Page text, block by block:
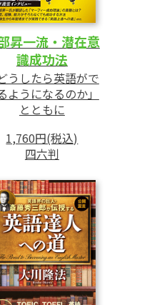
ンプットとアウ
」にあるもの
い英語」の違いを
正しい表現の大
ュニケーション
い
表現
接的な表現」「英
る「間接的メッセ
昇一流・潜在意
識成功法
うしたら英語がで
ようになるのか」
とともに
1,760円(税込)
四六判